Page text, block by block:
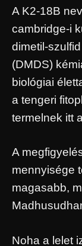
A K2-18B
cambridge-i
dimetil-
(DMDS)
biológiai
a tengeri
termelnek itt
A
mennyisége
magasabb,
Noha a lelet